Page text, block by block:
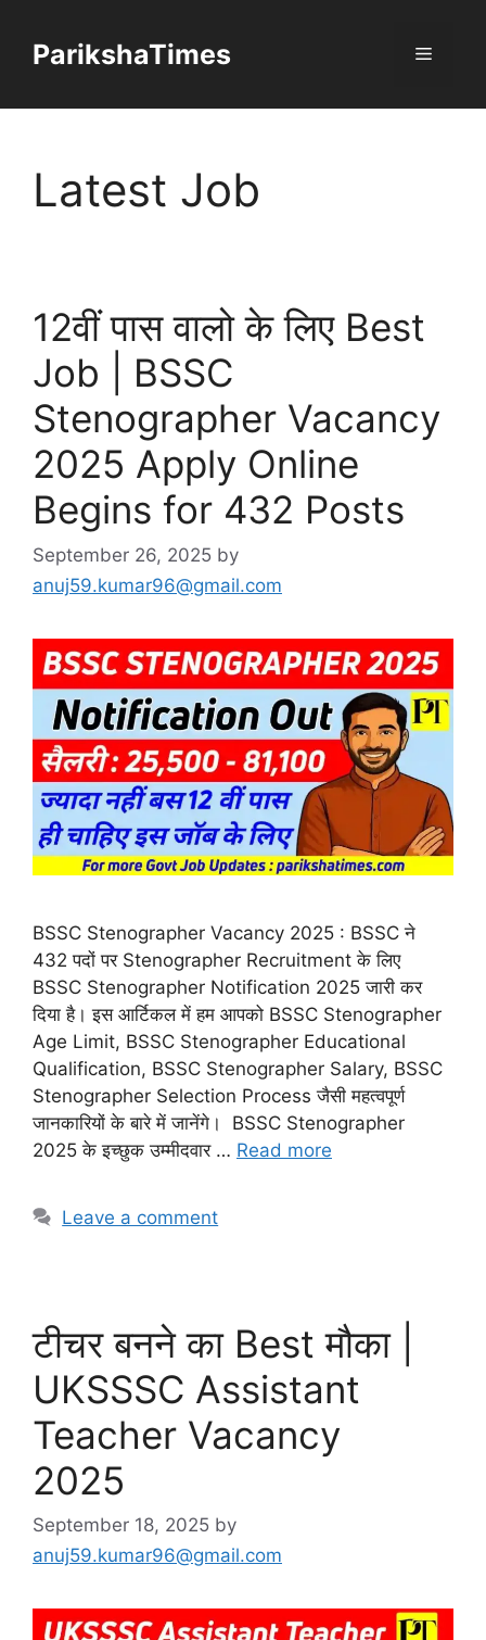
contentParikshaTimes Menu
Latest Job
12वीं पास वालो के लिए Best
Job | BSSC
Stenographer Vacancy
2025 Apply Online
Begins for 432 Posts
September 26, 2025 by
anuj59.kumar96@gmail.com
BSSC Stenographer Vacancy 2025 : BSSC ने
432 पदों पर Stenographer Recruitment के लिए
BSSC Stenographer Notification 2025 जारी कर
दिया है। इस आर्टिकल में हम आपको BSSC Stenographer
Age Limit, BSSC Stenographer Educational
Qualification, BSSC Stenographer Salary, BSSC
Stenographer Selection Process जैसी महत्वपूर्ण
जानकारियों के बारे में जानेंगे। BSSC Stenographer
2025 के इच्छुक उम्मीदवार … Read more
Leave a comment
टीचर बनने का Best मौका |
UKSSSC Assistant
Teacher Vacancy
2025
September 18, 2025 by
anuj59.kumar96@gmail.com